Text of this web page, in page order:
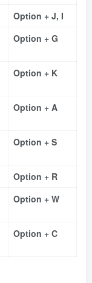
Option + J, I
Option + G
Option + K
Option + A
Option + S
Option + R
Option + W
Option + C